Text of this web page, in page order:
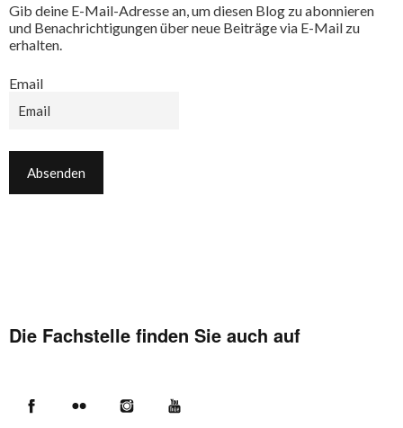
Gib deine E-Mail-Adresse an, um diesen Blog zu abonnieren
und Benachrichtigungen über neue Beiträge via E-Mail zu
erhalten.
Email
Die Fachstelle finden Sie auch auf